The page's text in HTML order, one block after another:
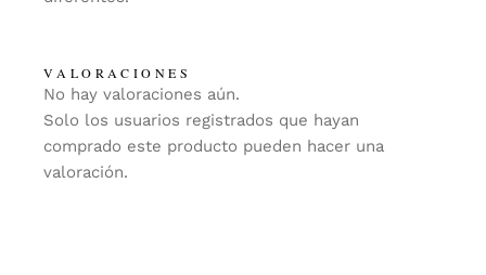
VALORACIONES
No hay valoraciones aún.
Solo los usuarios registrados que hayan
comprado este producto pueden hacer una
valoración.